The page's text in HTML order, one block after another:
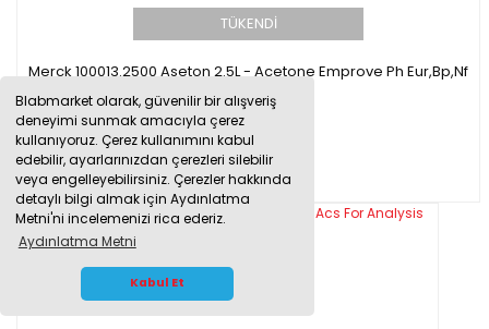
Blabmarket olarak, güvenilir bir alışveriş
deneyimi sunmak amacıyla çerez
kullanıyoruz. Çerez kullanımını kabul
edebilir, ayarlarınızdan çerezleri silebilir
veya engelleyebilirsiniz. Çerezler hakkında
detaylı bilgi almak için Aydınlatma
Metni'ni incelemenizi rica ederiz.
Aydınlatma Metni
Kabul Et
TÜKENDİ
Merck 100013.2500 Aseton 2.5L - Acetone Emprove Ph Eur,Bp,Nf
0,00 TL
WHATSAPP İLETİŞİM